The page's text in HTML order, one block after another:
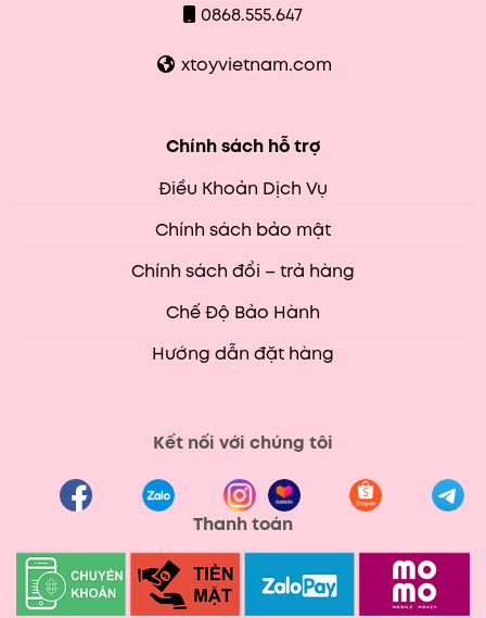
0868.555.647
xtoyvietnam.com
Chính sách hỗ trợ
Điều Khoản Dịch Vụ
Chính sách bảo mật
Chính sách đổi – trả hàng
Chế Độ Bảo Hành
Hướng dẫn đặt hàng
Kết nối với chúng tôi
Thanh toán